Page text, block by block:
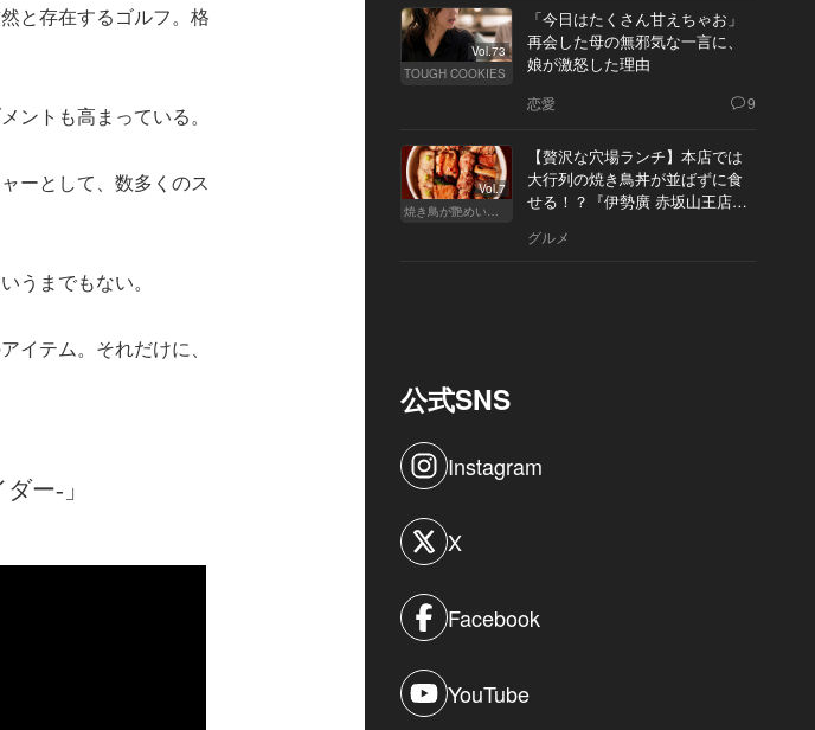
と存在するゴルフ。格
ントも高まっている。
ーとして、数多くのス
うまでもない。
イテム。それだけに、
ー-」
Vol.73
TOUGH COOKIES
「今日はたくさん甘えちゃお」
再会した母の無邪気な一言に、
娘が激怒した理由
恋愛 9
Vol.7
焼き鳥が艶めいてきた
【贅沢な穴場ランチ】本店では
大行列の焼き鳥丼が並ばずに食
せる！？『伊勢廣 赤坂山王店』
グルメ
公式SNS
Instagram
X
Facebook
YouTube